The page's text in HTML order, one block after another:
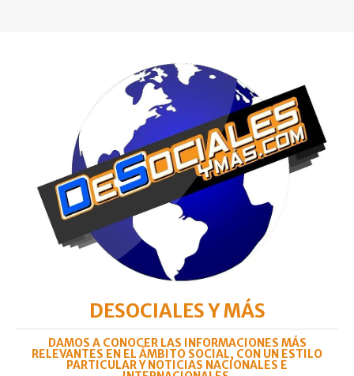
DESOCIALES Y MÁS
DAMOS A CONOCER LAS INFORMACIONES MÁS
RELEVANTES EN EL ÁMBITO SOCIAL, CON UN ESTILO
PARTICULAR Y NOTICIAS NACIONALES E